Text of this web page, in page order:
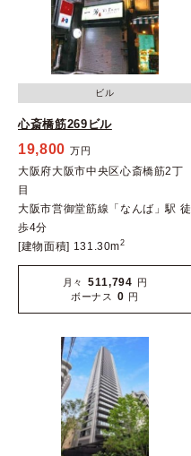
ビル
心斎橋筋269ビル
19,800 万円
大阪府大阪市中央区心斎橋筋2丁
目
大阪市営御堂筋線「なんば」駅 徒
歩4分
[建物面積] 131.30m2
月々 511,794 円
ボーナス
0 円